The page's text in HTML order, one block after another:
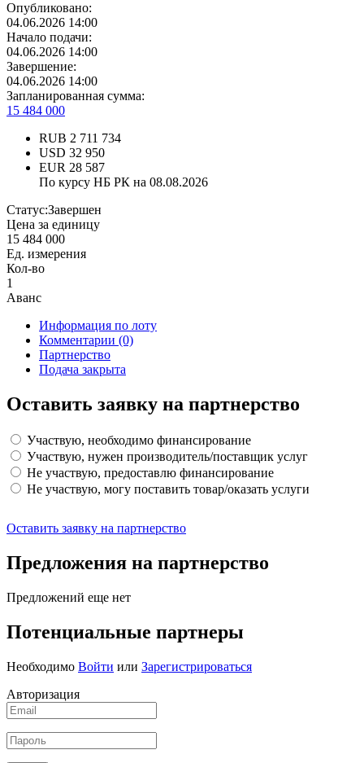
Опубликовано:
04.06.2026 14:00
Начало подачи:
04.06.2026 14:00
Завершение:
04.06.2026 14:00
Запланированная сумма:
15 484 000
RUB 2 711 734
USD 32 950
EUR 28 587
По курсу НБ РК на 08.08.2026
Статус:Завершен
Цена за единицу
15 484 000
Ед. измерения
Кол-во
1
Аванс
Информация по лоту
Комментарии (0)
Партнерство
Подача закрыта
Оставить заявку на партнерство
Участвую, необходимо финансирование
Участвую, нужен производитель/поставщик услуг
Не участвую, предоставлю финансирование
Не участвую, могу поставить товар/оказать услуги
Оставить заявку на партнерство
Предложения на партнерство
Предложений еще нет
Потенциальные партнеры
Необходимо Войти или Зарегистрироваться
Авторизация